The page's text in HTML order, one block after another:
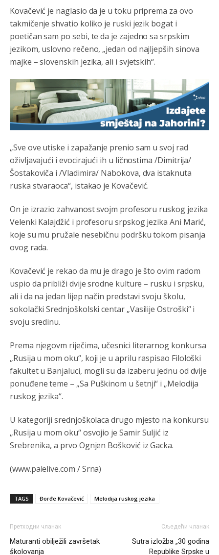
Kovačević je naglasio da je u toku priprema za ovo
takmičenje shvatio koliko je ruski jezik bogat i
poetičan sam po sebi, te da je zajedno sa srpskim
jezikom, uslovno rečeno, „jedan od najljepših sinova
majke – slovenskih jezika, ali i svjetskih“.
„Sve ove utiske i zapažanje prenio sam u svoj rad
oživljavajući i evocirajući ih u ličnostima /Dimitrija/
Šostakoviča i /Vladimira/ Nabokova, dva istaknuta
ruska stvaraoca“, istakao je Kovačević.
On je izrazio zahvanost svojm profesoru ruskog jezika
Velenki Kalajdžić i profesoru srpskog jezika Ani Marić,
koje su mu pružale nesebičnu podršku tokom pisanja
ovog rada.
Kovačević je rekao da mu je drago je što ovim radom
uspio da približi dvije srodne kulture – rusku i srpsku,
ali i da na jedan lijep način predstavi svoju školu,
sokolački Srednjoškolski centar „Vasilije Ostroški“ i
svoju sredinu.
Prema njegovm riječima, učesnici literarnog konkursa
„Rusija u mom oku“, koji je u aprilu raspisao Filološki
fakultet u Banjaluci, mogli su da izaberu jednu od dvije
ponuđene teme – „Sa Puškinom u šetnji“ i „Melodija
ruskog jezika“.
U kategoriji srednjoškolaca drugo mjesto na konkursu
„Rusija u mom oku“ osvojio je Samir Suljić iz
Srebrenika, a prvo Ognjen Bošković iz Gacka.
(www.palelive.com / Srna)
TAGS Đorđe Kovačević Melodija ruskog jezika
Претходни чланак
Maturanti obilježili završetak
školovanja
Сљедећи чланак
Sutra izložba „30 godina
Republike Srpske u
genocidna tvorevina pravi smetnju a recimo Srbija je
davno
priznala.Na
svakom proizvodu iz Srbije stoji -
uvoznik za Kosovo
Анонимно2806721 8/6/2026 12:45
Sve i da se nekim čudom vojska Srbije "vrati" na
da brani? A imamo vojsku Kosova kojoj želimo svako
dobro i da se što bolje opreme
Анонимно2808202 8/6/2026 1:38
i mi tebi želimo dug život i tešku bolest
Анонимно2808216 8/6/2026 1:42
Akò se prevede...manji umro nego sto se rodio.
Анонимно2806721 8/6/2026 2:27
Анонимно2808843 8/6/2026 6:20
reconquista
Evo dasak vijetra s Romanije,neko iz publike povika,ma
pusti ih ciganija...pocetkom ovog vjeka,neko rece za
Radovana i Ratka kaki su oni srbi...i poce dalje da
besjedi znam ja dobro sta je bilo u Ag-ci...
Анонимно2810587
Анонимно2810587 јуче 11:21
O kako su cudni lvi ljudi,uzeli bi sve da mogu...a ja srce
svima fajem,radujem se tudjoj sreci.I ko ima i ko nema
na iso ce mjesto leci!
Nije u svijetu problem,nahraniti siromasnd,kako nahraniti
bogate!?
Pozdrav,evo hvata me meze.
Анонимно2811968 јуче 11:38
Narod ne zeli da ih vode bogati i podobni,narod hoce